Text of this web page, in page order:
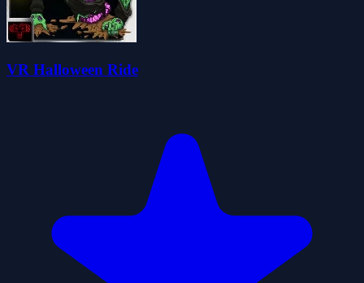
VR Halloween Ride